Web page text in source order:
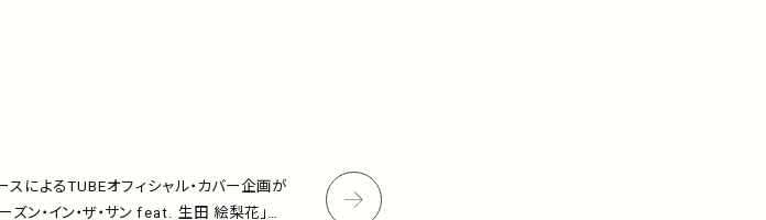
によるTUBEオフィシャル・カバー企画が
ズン・イン・ザ・サン feat. 生田 絵梨花」を